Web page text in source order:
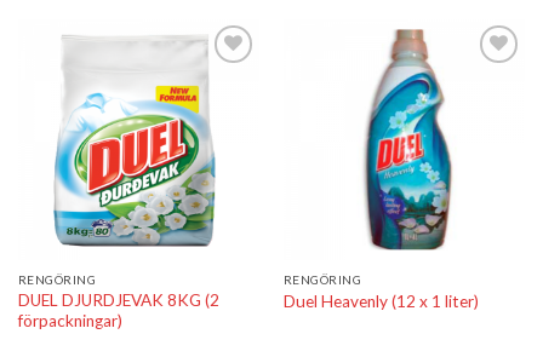
önskelistan
RENGÖRING
DUEL DJURDJEVAK 8KG (2
förpackningar)
önskelistan
RENGÖRING
Duel Heavenly (12 x 1 liter)